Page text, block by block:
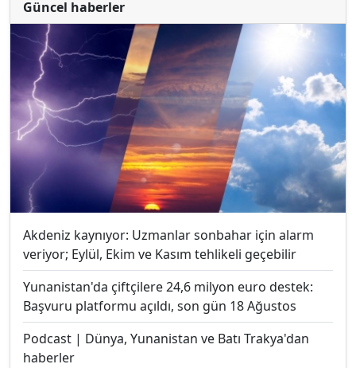
Güncel haberler
Akdeniz kaynıyor: Uzmanlar sonbahar için alarm
veriyor; Eylül, Ekim ve Kasım tehlikeli geçebilir
Yunanistan'da çiftçilere 24,6 milyon euro destek:
Başvuru platformu açıldı, son gün 18 Ağustos
Podcast | Dünya, Yunanistan ve Batı Trakya'dan
haberler